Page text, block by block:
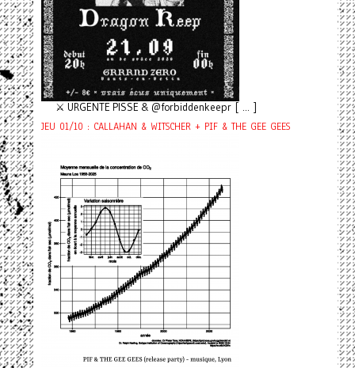
⚔️ URGENTE PISSE & @forbiddenkeepr [ ... ]
JEU 01/10 : CALLAHAN & WITSCHER + PIF & THE GEE GEES